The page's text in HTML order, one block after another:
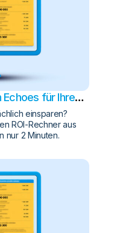
Echoes für Ihren
einsparen?
ROI-Rechner aus
nur 2 Minuten.